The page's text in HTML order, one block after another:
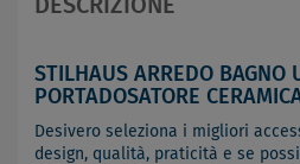
DESCRIZIONE
STILHAUS ARREDO BAGNO
PORTADOSATORE
Desivero seleziona i migliori
design, qualità, praticità e se